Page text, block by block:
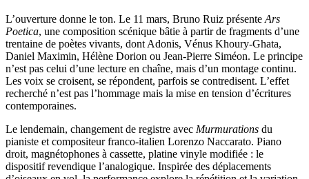
L’ouverture donne le ton. Le 11 mars, Bruno Ruiz présente Ars
Poetica, une composition scénique bâtie à partir de fragments d’une
trentaine de poètes vivants, dont Adonis, Vénus Khoury-Ghata,
Daniel Maximin, Hélène Dorion ou Jean-Pierre Siméon. Le principe
n’est pas celui d’une lecture en chaîne, mais d’un montage continu.
Les voix se croisent, se répondent, parfois se contredisent. L’effet
recherché n’est pas l’hommage mais la mise en tension d’écritures
contemporaines.
Le lendemain, changement de registre avec Murmurations du
pianiste et compositeur franco-italien Lorenzo Naccarato. Piano
droit, magnétophones à cassette, platine vinyle modifiée : le
dispositif revendique l’analogique. Inspirée des déplacements